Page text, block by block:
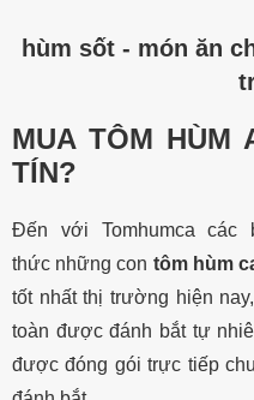
hùm sốt - món ăn
MUA TÔM HÙM
TÍN?
Đến với Tomhumca
thức những con tôm hùm
tốt nhất thị trường hiện
toàn được đánh bắt tự
được đóng gói trực tiếp